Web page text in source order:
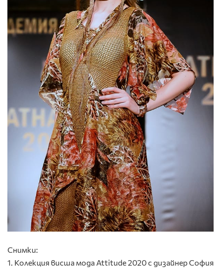
Снимки:
1. Колекция висша мода Attitude 2020 с дизайнер София